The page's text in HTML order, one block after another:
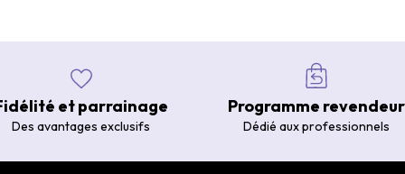
et parrainage
Des avantages exclusifs
Programme revendeur
Dédié aux professionnels